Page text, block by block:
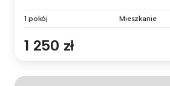
1 pokój Mieszkanie
1 250 zł